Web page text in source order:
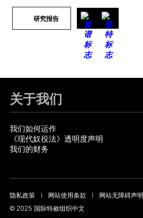
研究报告
关于我们
我们如何运作
《现代奴役法》透明度声明
我们的财务
隐私政策 网站使用条款 网站无障碍声明
© 2025 国际特赦组织中文